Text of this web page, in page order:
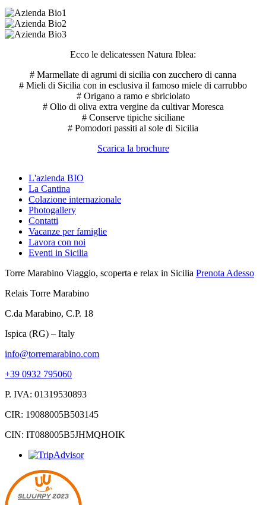
Ecco le delicatessen Natura Iblea:
# Marmellate di agrumi di sicilia con zucchero di canna
# Mieli di Sicilia con in esclusiva il famoso miele di carrubbo
# Origano a ramo e sbriciolato
# Olio di oliva extra vergine da cultivar Moresca
# Conserve tipiche siciliane
# Pomodori passiti al sole di Sicilia
Scarica la brochure
L'azienda BIO
La Cantina
Colazione internazionale
Photogallery
Contatti
Vacanze per famiglie
Lavora con noi
Eventi in Sicilia
Torre Marabino Viaggio, scoperta e relax in Sicilia Prenota Adesso
Relais Torre Marabino
C.da Marabino, C.P. 18
Ispica (RG) – Italy
info@torremarabino.com
+39 0932 795060
P. IVA: 01319530893
CIR: 19088005B503145
CIN: IT088005B5JHMQHOIK
SLUURPY2023